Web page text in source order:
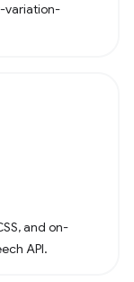
variation-
and on-
API.